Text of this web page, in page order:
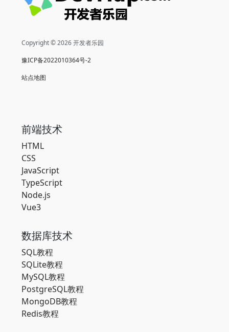
Copyright © 2026 开发者乐园
豫ICP备2022010364号-2
站点地图
前端技术
HTML
CSS
JavaScript
TypeScript
Node.js
Vue3
数据库技术
SQL教程
SQLite教程
MySQL教程
PostgreSQL教程
MongoDB教程
Redis教程